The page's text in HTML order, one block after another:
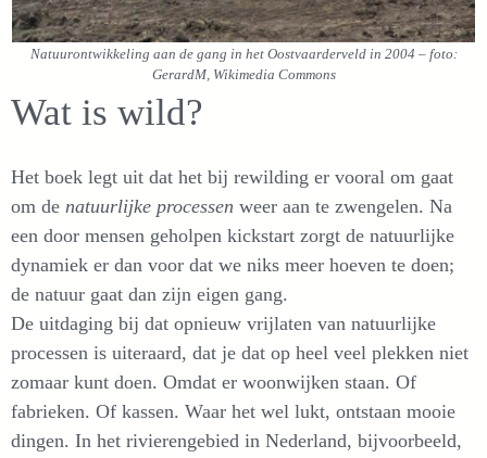
Natuurontwikkeling aan de gang in het Oostvaarderveld in 2004 – foto:
GerardM, Wikimedia Commons
Wat is wild?
Het boek legt uit dat het bij rewilding er vooral om gaat
om de natuurlijke processen weer aan te zwengelen. Na
een door mensen geholpen kickstart zorgt de natuurlijke
dynamiek er dan voor dat we niks meer hoeven te doen;
de natuur gaat dan zijn eigen gang.
De uitdaging bij dat opnieuw vrijlaten van natuurlijke
processen is uiteraard, dat je dat op heel veel plekken niet
zomaar kunt doen. Omdat er woonwijken staan. Of
fabrieken. Of kassen. Waar het wel lukt, ontstaan mooie
dingen. In het rivierengebied in Nederland, bijvoorbeeld,